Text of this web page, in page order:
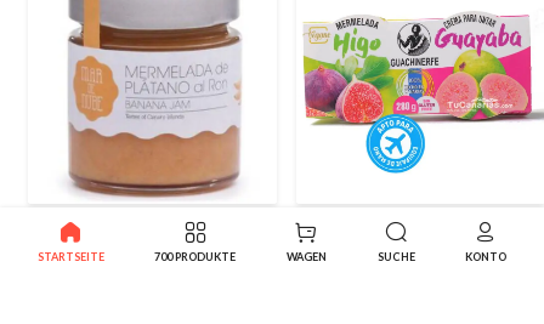
Marmelade Handwerker Mar
de Nube Banane Rum 290g
Feigen-Guaven-Konfitüre
Probierpackung 2x140 g
STARTSEITE 700 PRODUKTE WAGEN SUCHE KONTO